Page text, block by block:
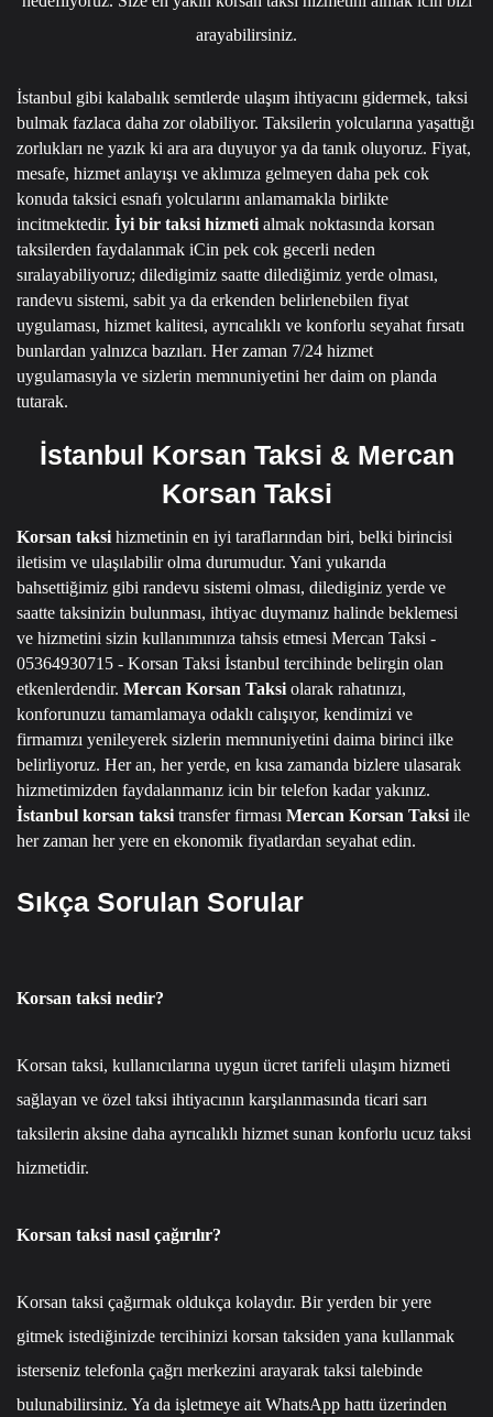
arayabilirsiniz.
İstanbul gibi kalabalık semtlerde ulaşım ihtiyacını gidermek, taksi
bulmak fazlaca daha zor olabiliyor. Taksilerin yolcularına yaşattığı
zorlukları ne yazık ki ara ara duyuyor ya da tanık oluyoruz. Fiyat,
mesafe, hizmet anlayışı ve aklımıza gelmeyen daha pek cok
konuda taksici esnafı yolcularını anlamamakla birlikte
incitmektedir. İyi bir taksi hizmeti almak noktasında korsan
taksilerden faydalanmak iCin pek cok gecerli neden
sıralayabiliyoruz; diledigimiz saatte dilediğimiz yerde olması,
randevu sistemi, sabit ya da erkenden belirlenebilen fiyat
uygulaması, hizmet kalitesi, ayrıcalıklı ve konforlu seyahat fırsatı
bunlardan yalnızca bazıları. Her zaman 7/24 hizmet
uygulamasıyla ve sizlerin memnuniyetini her daim on planda
tutarak.
İstanbul Korsan Taksi & Mercan
Korsan Taksi
Korsan taksi hizmetinin en iyi taraflarından biri, belki birincisi
iletisim ve ulaşılabilir olma durumudur. Yani yukarıda
bahsettiğimiz gibi randevu sistemi olması, dilediginiz yerde ve
saatte taksinizin bulunması, ihtiyac duymanız halinde beklemesi
ve hizmetini sizin kullanımınıza tahsis etmesi Mercan Taksi -
05364930715 - Korsan Taksi İstanbul tercihinde belirgin olan
etkenlerdendir. Mercan Korsan Taksi olarak rahatınızı,
konforunuzu tamamlamaya odaklı calışıyor, kendimizi ve
firmamızı yenileyerek sizlerin memnuniyetini daima birinci ilke
belirliyoruz. Her an, her yerde, en kısa zamanda bizlere ulasarak
hizmetimizden faydalanmanız icin bir telefon kadar yakınız.
İstanbul korsan taksi transfer firması Mercan Korsan Taksi ile
her zaman her yere en ekonomik fiyatlardan seyahat edin.
Sıkça Sorulan Sorular
Korsan taksi nedir?
Korsan taksi, kullanıcılarına uygun ücret tarifeli ulaşım hizmeti
sağlayan ve özel taksi ihtiyacının karşılanmasında ticari sarı
taksilerin aksine daha ayrıcalıklı hizmet sunan konforlu ucuz taksi
hizmetidir.
Korsan taksi nasıl çağırılır?
Korsan taksi çağırmak oldukça kolaydır. Bir yerden bir yere
gitmek istediğinizde tercihinizi korsan taksiden yana kullanmak
isterseniz telefonla çağrı merkezini arayarak taksi talebinde
bulunabilirsiniz. Ya da işletmeye ait WhatsApp hattı üzerinden